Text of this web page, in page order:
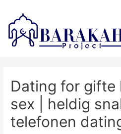
Dating for gifte
sex | heldig
telefonen